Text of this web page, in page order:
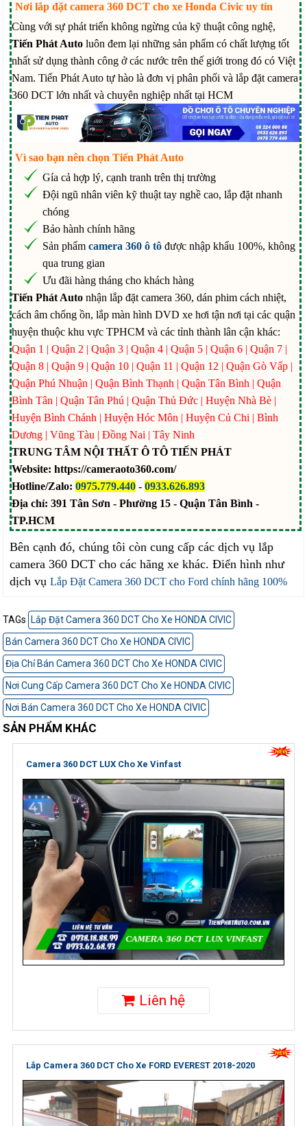
Nơi lắp đặt camera 360 DCT cho xe Honda Civic uy tín
Cùng với sự phát triển không ngừng của kỹ thuật công nghệ,
Tiến Phát Auto luôn đem lại những sản phẩm có chất lượng tốt
nhất sử dụng thành công ở các nước trên thế giới trong đó có Việt
Nam. Tiến Phát Auto tự hào là đơn vị phân phối và lắp đặt camera
360 DCT lớn nhất và chuyên nghiệp nhất tại HCM
Vì sao bạn nên chọn Tiến Phát Auto
Gía cả hợp lý, cạnh tranh trên thị trường
Đội ngũ nhân viên kỹ thuật tay nghề cao, lắp đặt nhanh
chóng
Bảo hành chính hãng
Sản phẩmcamera 360 ô tô được nhập khẩu 100%, không
qua trung gian
Ưu đãi hàng tháng cho khách hàng
Tiến Phát Autonhận lắp đặt camera 360, dán phim cách nhiệt,
cách âm chống ồn, lắp màn hình DVD xe hơi tận nơi tại các quận
huyện thuộc khu vực TPHCM và các tỉnh thành lân cận khác:
Quận 1 | Quận 2 | Quận 3 | Quận 4 | Quận 5 | Quận 6 | Quận 7 |
Quận 8 | Quận 9 | Quận 10 | Quận 11 | Quận 12 | Quận Gò Vấp |
Quận Phú Nhuận | Quận Bình Thạnh | Quận Tân Bình | Quận
Bình Tân | Quận Tân Phú | Quận Thủ Đức | Huyện Nhà Bè |
Huyện Bình Chánh | Huyện Hóc Môn | Huyện Củ Chi | Bình
Dương | Vũng Tàu | Đồng Nai | Tây Ninh
TRUNG TÂM NỘI THẤT Ô TÔ TIẾN PHÁT
Website: https://cameraoto360.com/
Hotline/Zalo:0975.779.440 -0933.626.893
Địa chỉ: 391 Tân Sơn - Phường 15 - Quận Tân Bình -
TP.HCM
Bên cạnh đó, chúng tôi còn cung cấp các dịch vụ lắp
camera 360 DCT cho các hãng xe khác. Điển hình như
dịch vụLắp Đặt Camera 360 DCT cho Ford chính hãng 100%
TAGs
Lắp Đặt Camera 360 DCT Cho Xe HONDA CIVIC
Bán Camera 360 DCT Cho Xe HONDA CIVIC
Địa Chỉ Bán Camera 360 DCT Cho Xe HONDA CIVIC
Nơi Cung Cấp Camera 360 DCT Cho Xe HONDA CIVIC
Nơi Bán Camera 360 DCT Cho Xe HONDA CIVIC
SẢN PHẨM KHÁC
Camera 360 DCT LUX Cho Xe Vinfast
Liên hệ
Lắp Camera 360 DCT Cho Xe FORD EVEREST 2018-2020